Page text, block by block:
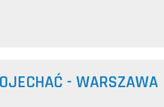
- WARSZAWA